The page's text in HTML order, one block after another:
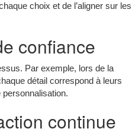
choix et de l’aligner sur les
confiance
Par exemple, lors de la
détail correspond à leurs
continue